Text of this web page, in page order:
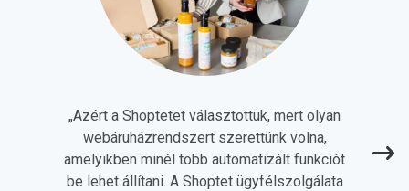
„Azért a Shoptetet választottuk, mert olyan
webáruházrendszert szerettünk volna,
amelyikben minél több automatizált funkciót
be lehet állítani. A Shoptet ügyfélszolgálata